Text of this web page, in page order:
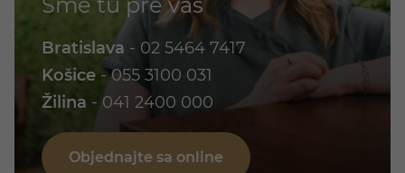
Sme tu pre vás
Bratislava - 02 5464 7417
Košice -055 3100 031
Žilina - 041 2400 000
Objednajte sa online